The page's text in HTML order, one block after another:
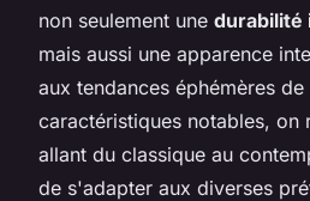
non seulement une durabilité
mais aussi une apparence
aux tendances éphémères
caractéristiques notables, on
allant du classique au
de s'adapter aux diverses